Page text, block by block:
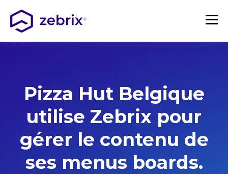
Pizza Hut Belgique
utilise Zebrix pour
gérer le contenu de
ses menus boards.